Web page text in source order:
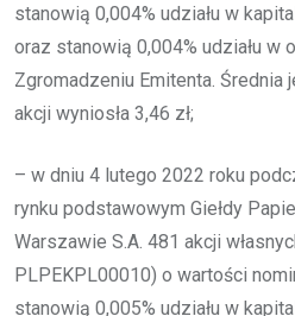
stanowią 0,004% udziału w
oraz stanowią 0,004% udziału w
Zgromadzeniu Emitenta. Średnia
akcji wyniosła 3,46 zł;
– w dniu 4 lutego 2022 roku
rynku podstawowym Giełdy
Warszawie S.A. 481 akcji
PLPEKPL00010) o wartości
stanowią 0,005% udziału w